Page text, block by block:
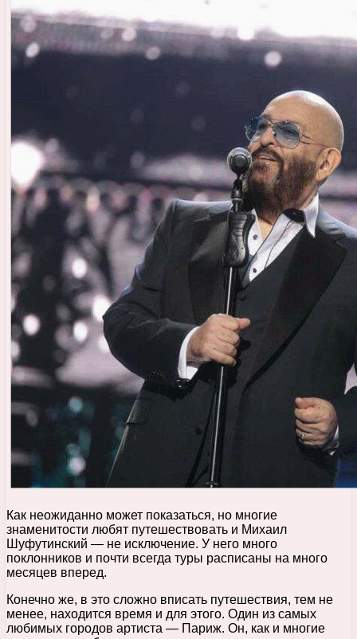
Как неожиданно может показаться, но многие
знаменитости любят путешествовать и Михаил
Шуфутинский — не исключение. У него много
поклонников и почти всегда туры расписаны на много
месяцев вперед.
Конечно же, в это сложно вписать путешествия, тем не
менее, находится время и для этого. Один из самых
любимых городов артиста — Париж. Он, как и многие